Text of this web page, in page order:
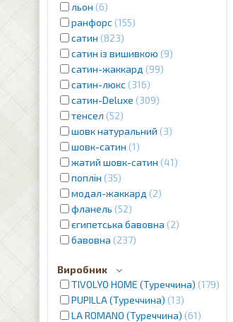
льон 6
ранфорс 155
сатин 823
сатин із вишивкою 9
сатин-жаккард
99
сатин-люкс 316
сатин-Deluxe 309
тенсел 52
шовк натуральний 3
шовк-сатин 1
жатий шовк-сатин 41
поплін 35
модал-жаккард
2
фланель 52
єгипетська бавовна 2
бавовна 237
Виробник
TIVOLYO HOME (Туреччина) 179
PUPILLA (Туреччина) 13
LA ROMANO (Туреччина) 61